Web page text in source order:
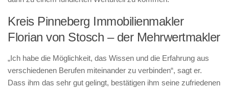
Kreis Pinneberg Immobilienmakler
Florian von Stosch – der Mehrwertmakler
„Ich habe die Möglichkeit, das Wissen und die Erfahrung aus
verschiedenen Berufen miteinander zu verbinden“, sagt er.
Dass ihm das sehr gut gelingt, bestätigen ihm seine zufriedenen